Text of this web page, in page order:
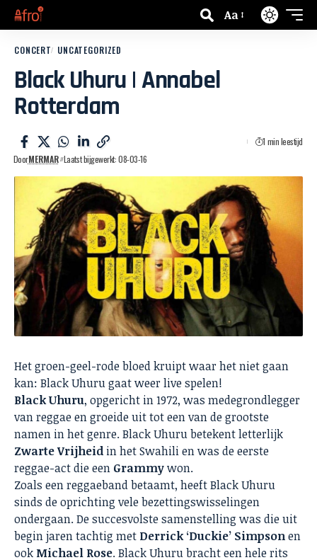
Aa
CONCERT UNCATEGORIZED
Black Uhuru | Annabel
Rotterdam
DoorMERMAR Laatst bijgewerkt: 08-03-16
1 min leestijd
Het groen-geel-rode bloed kruipt waar het niet gaan
kan: Black Uhuru gaat weer live spelen!
Black Uhuru, opgericht in 1972, was medegrondlegger
van reggae en groeide uit tot een van de grootste
namen in het genre. Black Uhuru betekent letterlijk
Zwarte Vrijheid in het Swahili en was de eerste
reggae-act die een Grammywon.
Zoals een reggaeband betaamt, heeft Black Uhuru
sinds de oprichting vele bezettingswisselingen
ondergaan. De succesvolste samenstelling was die uit
begin jaren tachtig met Derrick ‘Duckie’ Simpsonen
ook Michael Rose. Black Uhuru bracht een hele rits